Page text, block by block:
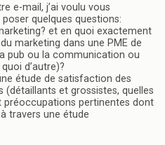
e-mail, j’ai voulu vous
quelques questions:
et en quoi exactement
marketing dans une PME de
pub ou la communication ou
d’autre)?
étude de satisfaction des
(détaillants et grossistes, quelles
préoccupations pertinentes dont
travers une étude